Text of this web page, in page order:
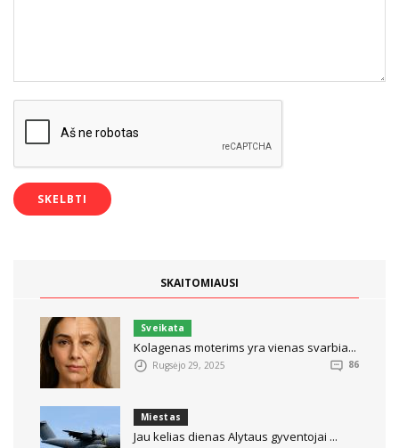
SKAITOMIAUSI
Sveikata
Kolagenas moterims yra vienas svarbia...
Rugsėjo 29, 2025 86
Miestas
Jau kelias dienas Alytaus gyventojai ...